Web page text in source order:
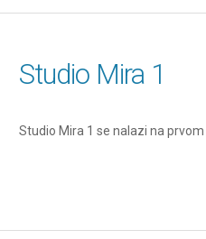
Studio Mira 1
Studio Mira 1 se nalazi na